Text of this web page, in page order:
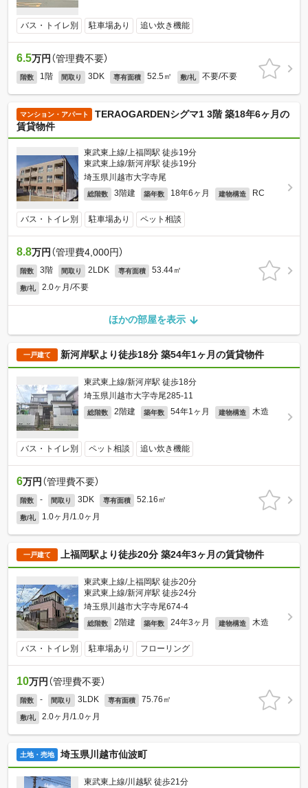
バス・トイレ別 駐車場あり 追い炊き機能
6.5万円 （管理費不要）
階数 1階 間取り 3DK 専有面積 52.5㎡ 敷/礼 不要/不要
マンション・アパート
TERAOGARDENシグマ1 3階 築18年6ヶ月の
賃貸物件
東武東上線/上福岡駅 徒歩19分
東武東上線/新河岸駅 徒歩19分
埼玉県川越市大字寺尾
総階数 3階建 築年数 18年6ヶ月 建物構造 RC
バス・トイレ別 駐車場あり ペット相談
8.8万円 （管理費4,000円）
階数 3階 間取り 2LDK 専有面積 53.44㎡
敷/礼 2.0ヶ月/不要
ほかの部屋を表示
一戸建て 新河岸駅より徒歩18分 築54年1ヶ月の賃貸物件
東武東上線/新河岸駅 徒歩18分
埼玉県川越市大字寺尾285-11
総階数 2階建 築年数 54年1ヶ月 建物構造 木造
バス・トイレ別 ペット相談 追い炊き機能
6万円 （管理費不要）
階数 - 間取り 3DK 専有面積 52.16㎡
敷/礼 1.0ヶ月/1.0ヶ月
一戸建て 上福岡駅より徒歩20分 築24年3ヶ月の賃貸物件
東武東上線/上福岡駅 徒歩20分
東武東上線/新河岸駅 徒歩24分
埼玉県川越市大字寺尾674-4
総階数 2階建 築年数 24年3ヶ月 建物構造 木造
バス・トイレ別 駐車場あり フローリング
10万円 （管理費不要）
階数 - 間取り 3LDK 専有面積 75.76㎡
敷/礼 2.0ヶ月/1.0ヶ月
土地・売地 埼玉県川越市仙波町
東武東上線/川越駅 徒歩21分